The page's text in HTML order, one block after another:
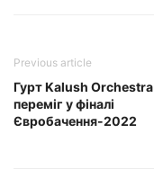
Previous article
Гурт Kalush Orchestra
переміг у фіналі
Євробачення-2022